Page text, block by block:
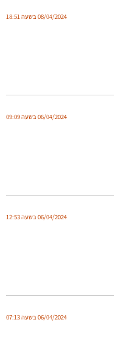
08/04/2024 בשעה 18:51
06/04/2024 בשעה 09:09
06/04/2024 בשעה 12:53
06/04/2024 בשעה 07:13